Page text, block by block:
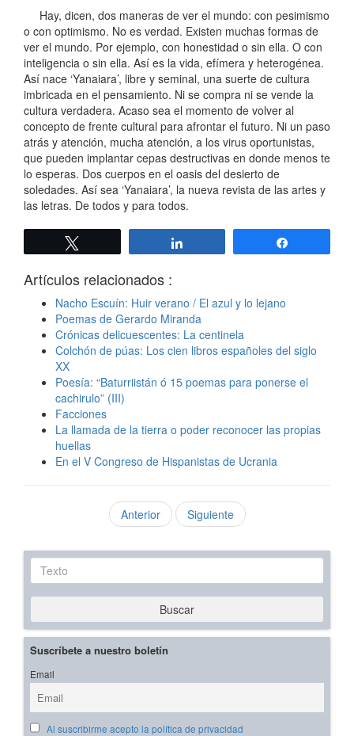
Hay, dicen, dos maneras de ver el mundo: con pesimismo
o con optimismo. No es verdad. Existen muchas formas de
ver el mundo. Por ejemplo, con honestidad o sin ella. O con
inteligencia o sin ella. Así es la vida, efímera y heterogénea.
Así nace ‘Yanaiara’, libre y seminal, una suerte de cultura
imbricada en el pensamiento. Ni se compra ni se vende la
cultura verdadera. Acaso sea el momento de volver al
concepto de frente cultural para afrontar el futuro. Ni un paso
atrás y atención, mucha atención, a los virus oportunistas,
que pueden implantar cepas destructivas en donde menos te
lo esperas. Dos cuerpos en el oasis del desierto de
soledades. Así sea ‘Yanaiara’, la nueva revista de las artes y
las letras. De todos y para todos.
Artículos relacionados :
Nacho Escuín: Huir verano / El azul y lo lejano
Poemas de Gerardo Miranda
Crónicas delicuescentes: La centinela
Colchón de púas: Los cien libros españoles del siglo
XX
Poesía: “Baturriistán ó 15 poemas para ponerse el
cachirulo” (III)
Facciones
La llamada de la tierra o poder reconocer las propias
huellas
En el V Congreso de Hispanistas de Ucrania
Anterior Siguiente
Texto
Buscar
Suscríbete a nuestro boletín
Email
Al suscribirme acepto la política de privacidad